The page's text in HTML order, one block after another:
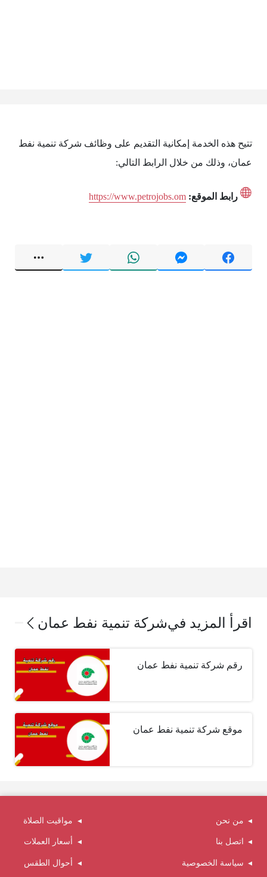
تتيح هذه الخدمة إمكانية التقديم على وظائف شركة تنمية نفط
عمان، وذلك من خلال الرابط التالي:
رابط الموقع: https://www.petrojobs.om
اقرأ المزيد فيشركة تنمية نفط عمان
رقم شركة تنمية نفط عمان
موقع شركة تنمية نفط عمان
من نحن
اتصل بنا
سياسة الخصوصية
مواقيت الصلاة
أسعار العملات
أحوال الطقس